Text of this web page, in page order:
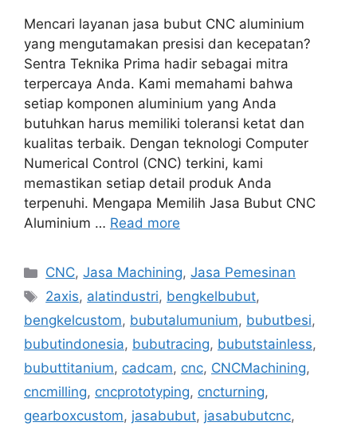
Mencari layanan jasa bubut CNC aluminium
yang mengutamakan presisi dan kecepatan?
Sentra Teknika Prima hadir sebagai mitra
terpercaya Anda. Kami memahami bahwa
setiap komponen aluminium yang Anda
butuhkan harus memiliki toleransi ketat dan
kualitas terbaik. Dengan teknologi Computer
Numerical Control (CNC) terkini, kami
memastikan setiap detail produk Anda
terpenuhi. Mengapa Memilih Jasa Bubut CNC
Aluminium … Read more
Categories
CNC,Jasa Machining,Jasa Pemesinan
Tags
2axis, alatindustri, bengkelbubut,
bengkelcustom, bubutalumunium, bubutbesi,
bubutindonesia, bubutracing, bubutstainless,
bubuttitanium, cadcam, cnc, CNCMachining,
cncmilling, cncprototyping, cncturning,
gearboxcustom, jasabubut, jasabubutcnc,